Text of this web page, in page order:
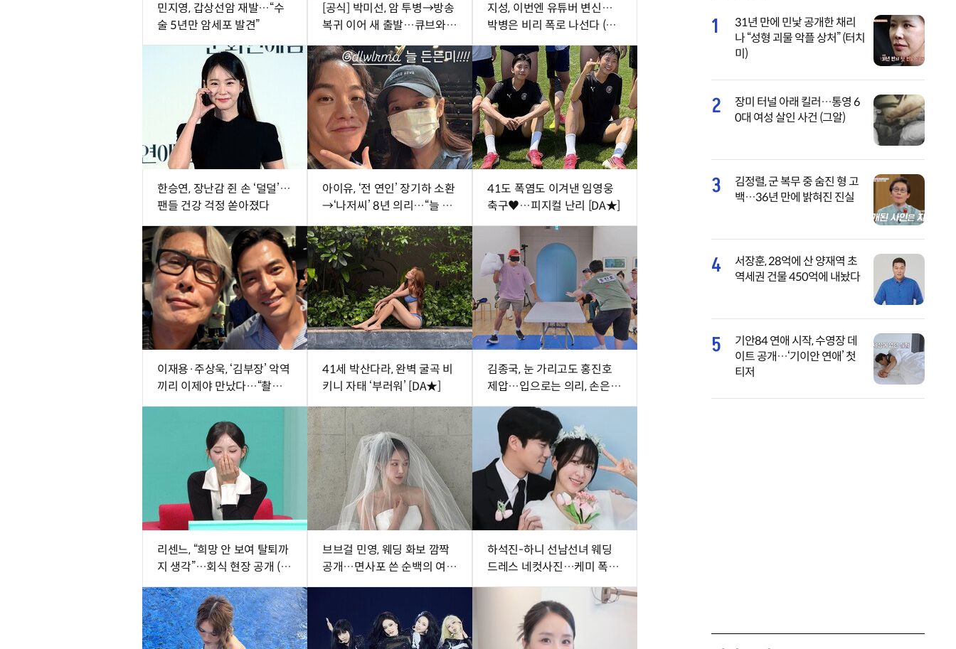
민지영, 갑상선암 재발…“수
술 5년만 암세포 발견”
[공식] 박미선, 암 투병→방송
복귀 이어 새 출발…큐브와 6
년 동행 끝
지성, 이번엔 유튜버 변신…
박병은 비리 폭로 나선다 (아
파트)
한승연, 장난감 쥔 손 ‘덜덜’…
팬들 건강 걱정 쏟아졌다
아이유, ‘전 연인’ 장기하 소환
→‘나저씨’ 8년 의리…“늘 든
든” [SD톡톡]
41도 폭염도 이겨낸 임영웅
축구♥…피지컬 난리 [DA★]
이재용·주상욱, ‘김부장’ 악역
끼리 이제야 만났다…“촬영
땐 한 번도 못 봐” [SD셀픽]
41세 박산다라, 완벽 굴곡 비
키니 자태 ‘부러워’ [DA★]
김종국, 눈 가리고도 홍진호
제압…입으로는 의리, 손은
배신 (런닝맨)
리센느, “희망 안 보여 탈퇴까
지 생각”…회식 현장 공개 (전
참시)
브브걸 민영, 웨딩 화보 깜짝
공개…면사포 쓴 순백의 여신
[DA★]
하석진-하니 선남선녀 웨딩
드레스 네컷사진…케미 폭발
[DA★]
1
31년 만에 민낯 공개한 채리
나 “성형 괴물 악플 상처” (터치
미)
2
장미 터널 아래 킬러…통영 6
0대 여성 살인 사건 (그알)
3
김정렬, 군 복무 중 숨진 형 고
백…36년 만에 밝혀진 진실
4
서장훈, 28억에 산 양재역 초
역세권 건물 450억에 내놨다
5
기안84 연애 시작, 수영장 데
이트 공개…‘기이안 연애’ 첫
티저